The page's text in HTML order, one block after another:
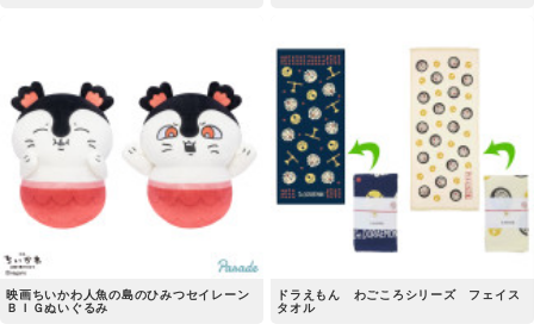
映画ちいかわ人魚の島のひみつセイレーン
ＢＩＧぬいぐるみ
ドラえもん わごころシリーズ フェイス
タオル